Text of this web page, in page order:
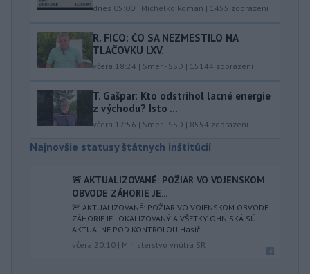
dnes 05:00 | Michelko Roman | 1455 zobrazení
R. FICO: ČO SA NEZMESTILO NA
TLAČOVKU LXV.
včera 18:24 | Smer - SSD | 15144 zobrazení
T. Gašpar: Kto odstrihol lacné energie
z východu? Isto ...
včera 17:56 | Smer - SSD | 8554 zobrazení
Najnovšie statusy štátnych inštitúcií
🚨 AKTUALIZOVANÉ: POŽIAR VO VOJENSKOM
OBVODE ZÁHORIE JE...
🚨 AKTUALIZOVANÉ: POŽIAR VO VOJENSKOM OBVODE
ZÁHORIE JE LOKALIZOVANÝ A VŠETKY OHNISKÁ SÚ
AKTUÁLNE POD KONTROLOU Hasiči ...
včera 20:10 | Ministerstvo vnútra SR